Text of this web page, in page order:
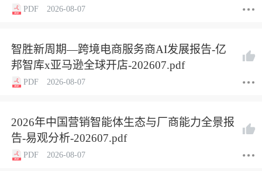
PDF 2026-08-07
智胜新周期—跨境电商服务商AI发展报告-亿
邦智库x亚马逊全球开店-202607.pdf
PDF 2026-08-07
2026年中国营销智能体生态与厂商能力全景报
告-易观分析-202607.pdf
PDF 2026-08-07